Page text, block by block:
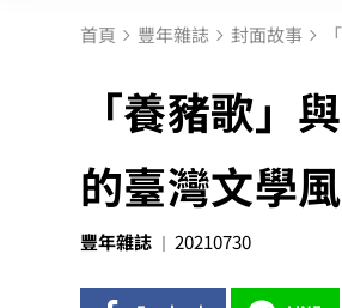
首頁 豐年雜誌 封面故事
「養豬歌
的臺灣文學
豐年雜誌 20210730